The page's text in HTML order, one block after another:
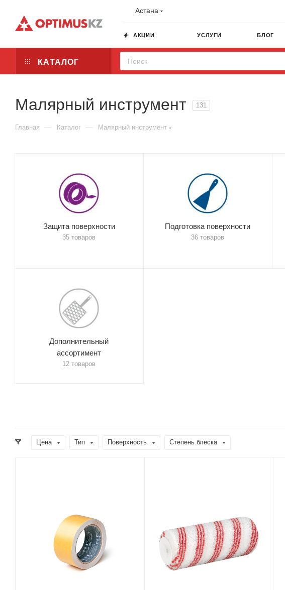
Астана
АКЦИИ УСЛУГИ БЛОГ
КАТАЛОГ
Малярный инструмент 131
Главная — Каталог — Малярный инструмент
Защита поверхности
35 товаров
Подготовка поверхности
36 товаров
Дополнительный
ассортимент
12 товаров
Цена Тип Поверхность Степень блеска